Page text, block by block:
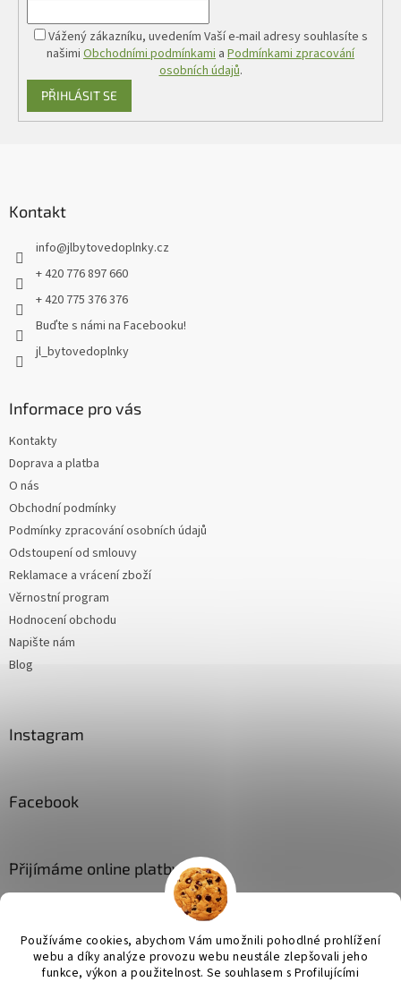
Používáme cookies, abychom Vám umožnili pohodlné prohlížení
webu a díky analýze provozu webu neustále zlepšovali jeho
funkce, výkon a použitelnost. Se souhlasem s Profilujícími
Vážený zákazníku, uvedením Vaší e-mail adresy souhlasíte s
našimi Obchodními podmínkami a Podmínkami zpracování
osobních údajů.
PŘIHLÁSIT SE
Kontakt
info@jlbytovedoplnky.cz
+ 420 776 897 660
+ 420 775 376 376
Buďte s námi na Facebooku!
jl_bytovedoplnky
Informace pro vás
Kontakty
Doprava a platba
O nás
Obchodní podmínky
Podmínky zpracování osobních údajů
Odstoupení od smlouvy
Reklamace a vrácení zboží
Věrnostní program
Hodnocení obchodu
Napište nám
Blog
Instagram
Facebook
Přijímáme online platby